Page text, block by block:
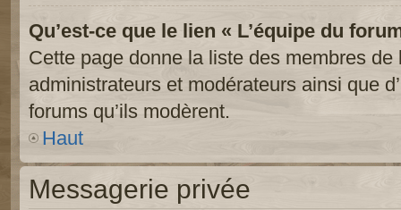
Qu’est-ce que le lien « L’équipe du
Cette page donne la liste des membres de
administrateurs et modérateurs ainsi que
forums qu’ils modèrent.
Haut
Messagerie privée